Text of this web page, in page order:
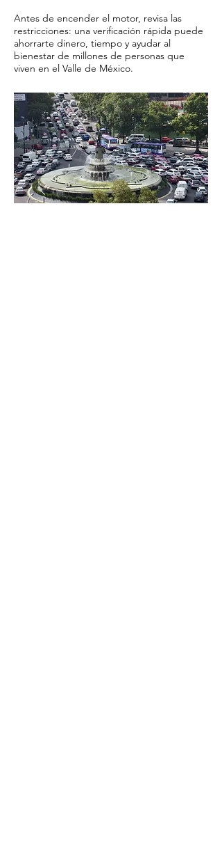
Antes de encender el motor, revisa las
restricciones: una verificación rápida puede
ahorrarte dinero, tiempo y ayudar al
bienestar de millones de personas que
viven en el Valle de México.